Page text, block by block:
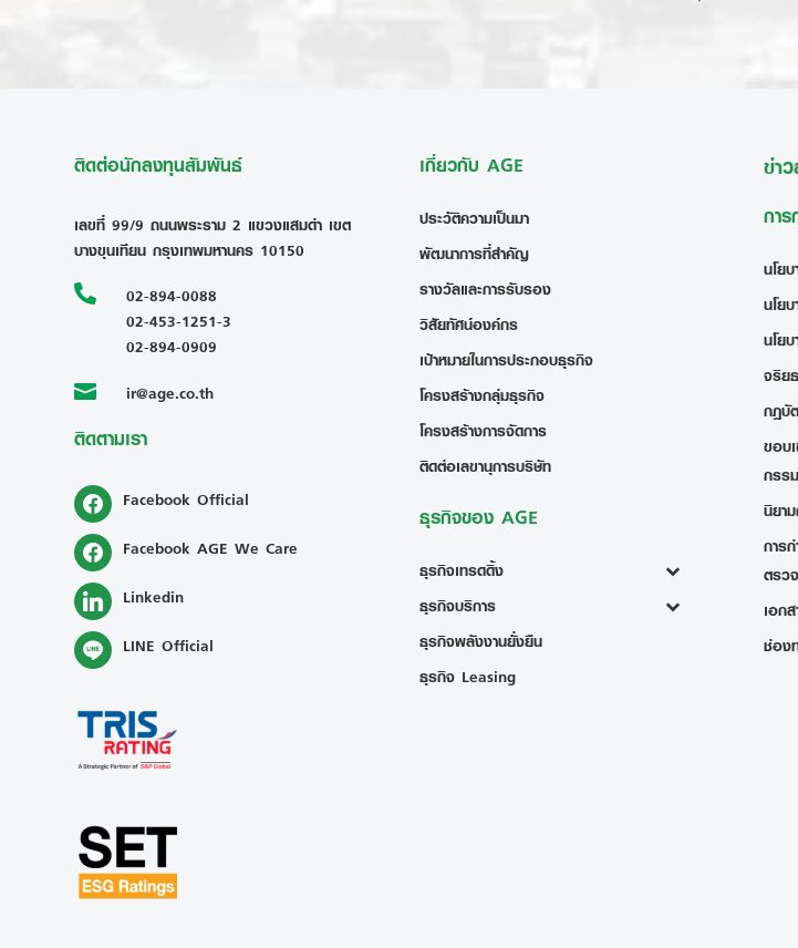
ติดต่อนักลงทุนสัมพันธ์
เลขที่ 99/9 ถนนพระราม 2 แขวงแสมดำ เขต
บางขุนเทียน กรุงเทพมหานคร 10150

02-894-0088
02-453-1251-3
02-894-0909
 ir@age.co.th
ติดตามเรา
Facebook Official
Facebook AGE We Care
Linkedin
LINE Official
เกี่ยวกับ AGE
ประวัติความเป็นมา
พัฒนาการที่สำคัญ
รางวัลและการรับรอง
วิสัยทัศน์องค์กร
เป้าหมายในการประกอบธุรกิจ
โครงสร้างกลุ่มธุรกิจ
โครงสร้างการจัดการ
ติดต่อเลขานุการบริษัท
ธุรกิจของ AGE
ธุรกิจเทรดดิ้ง
ธุรกิจบริการ
ธุรกิจพลังงานยั่งยืน
ธุรกิจ Leasing
ข่า
กา
นโย
นโย
นโย
จริย
กฎบั
ขอบ
กรร
นิยา
การ
ตรว
เอก
ช่อง